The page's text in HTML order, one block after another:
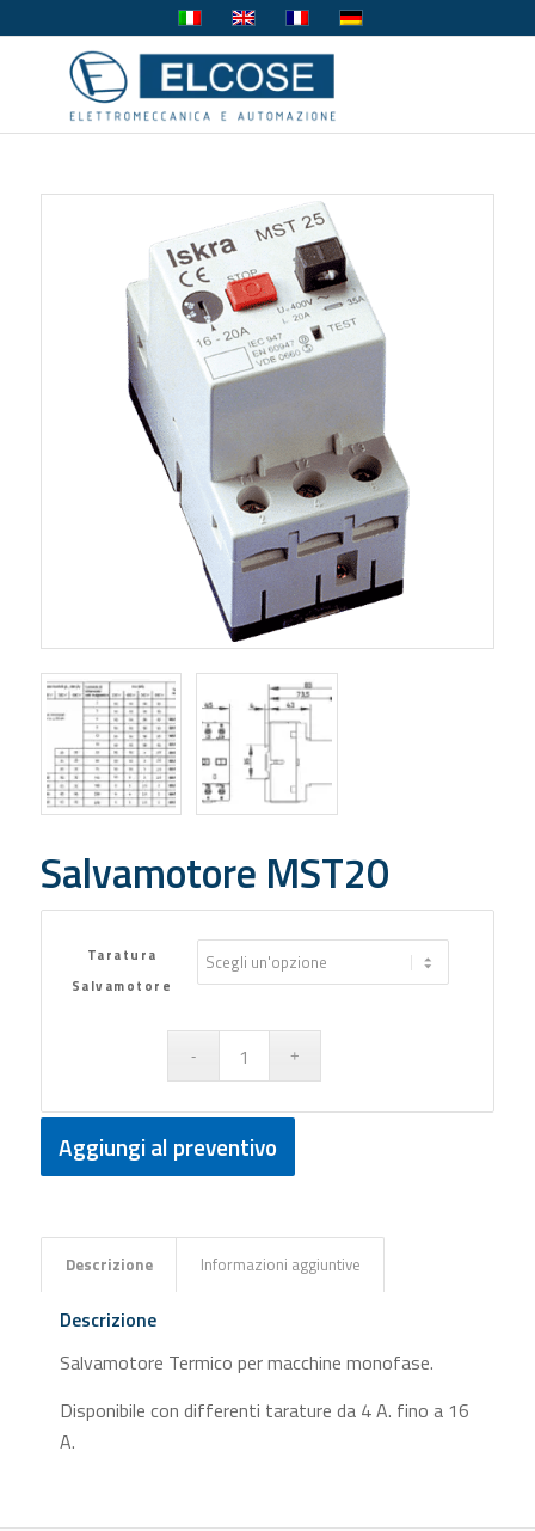
Salvamotore MST20
Taratura
Salvamotore
Aggiungi al preventivo
Descrizione Informazioni aggiuntive
Descrizione
Salvamotore Termico per macchine monofase.
Disponibile con differenti tarature da 4 A. fino a 16
A.